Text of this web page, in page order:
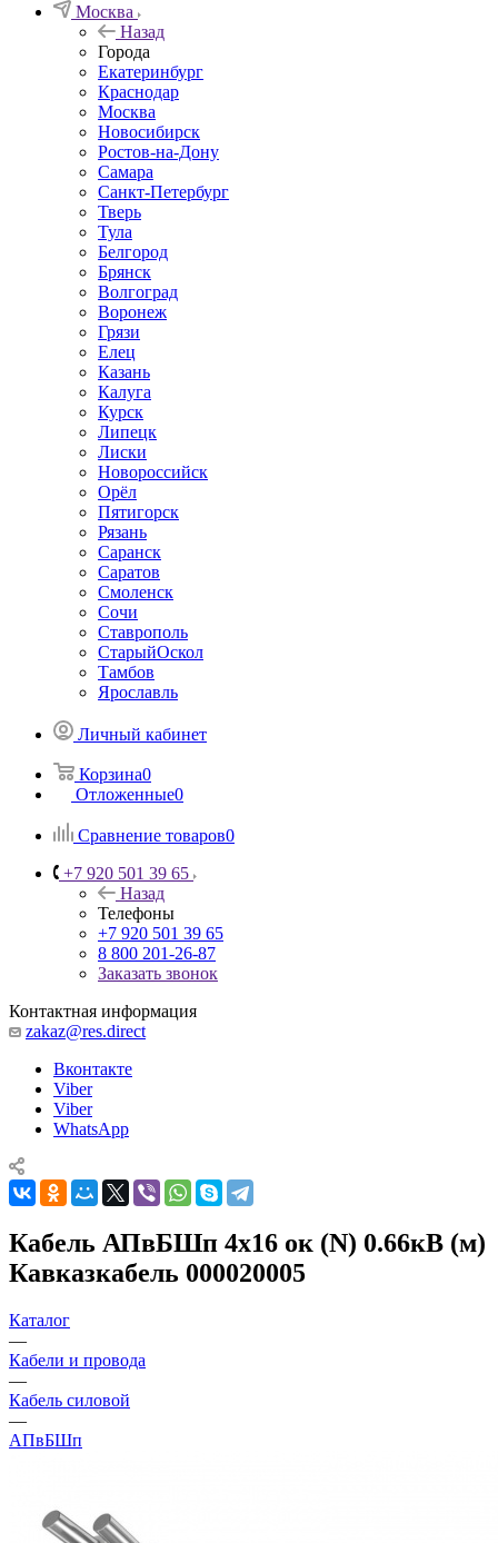
Москва
Назад
Города
Екатеринбург
Краснодар
Москва
Новосибирск
Ростов-на-Дону
Самара
Санкт-Петербург
Тверь
Тула
Белгород
Брянск
Волгоград
Воронеж
Грязи
Елец
Казань
Калуга
Курск
Липецк
Лиски
Новороссийск
Орёл
Пятигорск
Рязань
Саранск
Саратов
Смоленск
Сочи
Ставрополь
СтарыйОскол
Тамбов
Ярославль
Личный кабинет
Корзина0
Отложенные0
Сравнение товаров0
+7 920 501 39 65
Назад
Телефоны
+7 920 501 39 65
8 800 201-26-87
Заказать звонок
Контактная информация
zakaz@res.direct
Вконтакте
Viber
Viber
WhatsApp
Кабель АПвБШп 4х16 ок (N) 0.66кВ (м)
Кавказкабель 000020005
Каталог
—
Кабели и провода
—
Кабель силовой
—
АПвБШп